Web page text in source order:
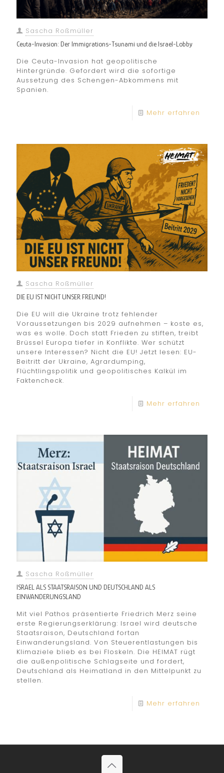
Sascha Roßmüller
Ceuta-Invasion: Der Immigrations-Tsunami und die Israel-Lobby
Die Ceuta-Invasion hat geopolitische
Hintergründe. Gefordert wird die sofortige
Aussetzung des Schengen-Abkommens mit
Spanien.
Mehr erfahren
Sascha Roßmüller
DIE EU IST NICHT UNSER FREUND!
Die EU will die Ukraine trotz fehlender
Voraussetzungen bis 2029 aufnehmen – koste es,
was es wolle. Doch statt Frieden zu stiften, treibt
Brüssel Europa tiefer in Konflikte. Wer schützt
unsere Interessen? Nicht die EU! Jetzt lesen: EU-
Beitritt der Ukraine, Agrardumping,
Flüchtlingspolitik und geopolitisches Kalkül im
Faktencheck.
Mehr erfahren
Sascha Roßmüller
ISRAEL ALS STAATSRAISON UND DEUTSCHLAND ALS
EINWANDERUNGSLAND
Mit viel Pathos präsentierte Friedrich Merz seine
erste Regierungserklärung: Israel wird deutsche
Staatsraison, Deutschland fortan
Einwanderungsland. Von Steuerentlastungen bis
Klimaziele blieb es bei Floskeln. Die HEIMAT rügt
die außenpolitische Schlagseite und fordert,
Deutschland als Heimatland in den Mittelpunkt zu
stellen.
Mehr erfahren